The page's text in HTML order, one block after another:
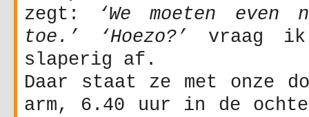
zegt:
‘We moeten
toe.’ ‘Hoezo?’
vraag ik
slaperig af.
Daar staat ze met onze
arm, 6.40 uur in de